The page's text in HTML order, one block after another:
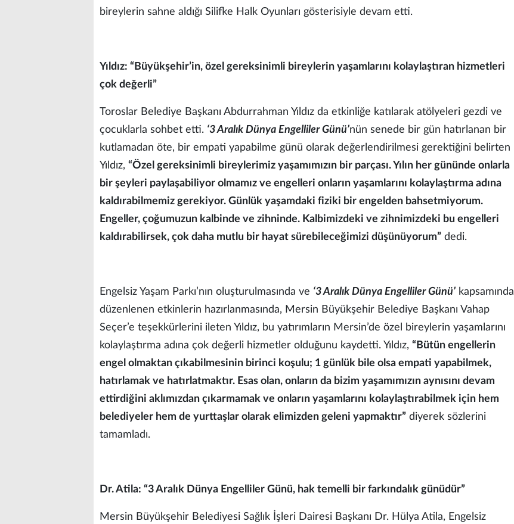
bireylerin sahne aldığı Silifke Halk Oyunları gösterisiyle devam etti.
Yıldız: “Büyükşehir’in, özel gereksinimli bireylerin yaşamlarını kolaylaştıran hizmetleri
çok değerli”
Toroslar Belediye Başkanı Abdurrahman Yıldız da etkinliğe katılarak atölyeleri gezdi ve
çocuklarla sohbet etti. ‘3 Aralık Dünya Engelliler Günü’nün senede bir gün hatırlanan bir
kutlamadan öte, bir empati yapabilme günü olarak değerlendirilmesi gerektiğini belirten
Yıldız, “Özel gereksinimli bireylerimiz yaşamımızın bir parçası. Yılın her gününde onlarla
bir şeyleri paylaşabiliyor olmamız ve engelleri onların yaşamlarını kolaylaştırma adına
kaldırabilmemiz gerekiyor. Günlük yaşamdaki fiziki bir engelden bahsetmiyorum.
Engeller, çoğumuzun kalbinde ve zihninde. Kalbimizdeki ve zihnimizdeki bu engelleri
kaldırabilirsek, çok daha mutlu bir hayat sürebileceğimizi düşünüyorum” dedi.
Engelsiz Yaşam Parkı’nın oluşturulmasında ve ‘3 Aralık Dünya Engelliler Günü’ kapsamında
düzenlenen etkinlerin hazırlanmasında, Mersin Büyükşehir Belediye Başkanı Vahap
Seçer’e teşekkürlerini ileten Yıldız, bu yatırımların Mersin’de özel bireylerin yaşamlarını
kolaylaştırma adına çok değerli hizmetler olduğunu kaydetti. Yıldız, “Bütün engellerin
engel olmaktan çıkabilmesinin birinci koşulu; 1 günlük bile olsa empati yapabilmek,
hatırlamak ve hatırlatmaktır. Esas olan, onların da bizim yaşamımızın aynısını devam
ettirdiğini aklımızdan çıkarmamak ve onların yaşamlarını kolaylaştırabilmek için hem
belediyeler hem de yurttaşlar olarak elimizden geleni yapmaktır” diyerek sözlerini
tamamladı.
Dr. Atila: “3 Aralık Dünya Engelliler Günü, hak temelli bir farkındalık günüdür”
Mersin Büyükşehir Belediyesi Sağlık İşleri Dairesi Başkanı Dr. Hülya Atila, Engelsiz